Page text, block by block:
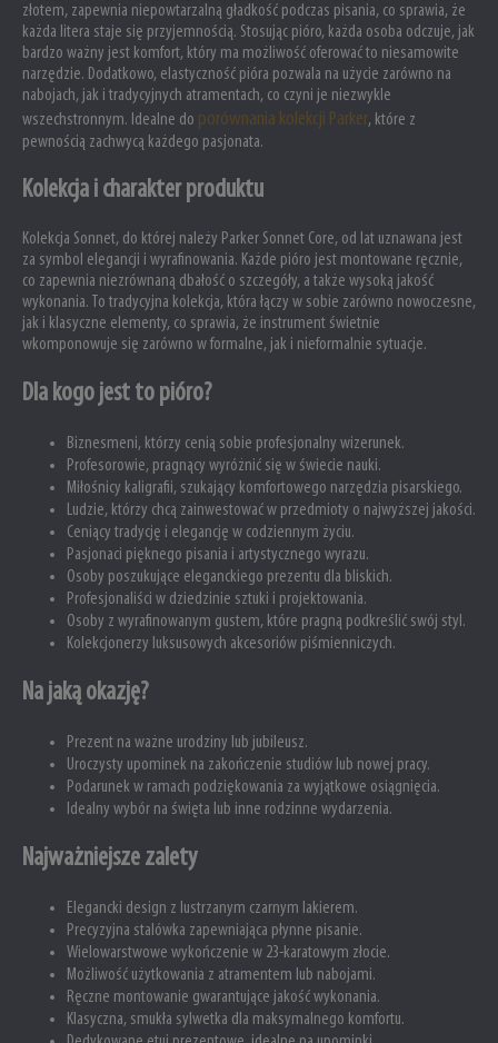
złotem, zapewnia niepowtarzalną gładkość podczas pisania, co sprawia, że
każda litera staje się przyjemnością. Stosując pióro, każda osoba odczuje, jak
bardzo ważny jest komfort, który ma możliwość oferować to niesamowite
narzędzie. Dodatkowo, elastyczność pióra pozwala na użycie zarówno na
nabojach, jak i tradycyjnych atramentach, co czyni je niezwykle
wszechstronnym. Idealne do porównania kolekcji Parker, które z
pewnością zachwycą każdego pasjonata.
Kolekcja i charakter produktu
Kolekcja Sonnet, do której należy Parker Sonnet Core, od lat uznawana jest
za symbol elegancji i wyrafinowania. Każde pióro jest montowane ręcznie,
co zapewnia niezrównaną dbałość o szczegóły, a także wysoką jakość
wykonania. To tradycyjna kolekcja, która łączy w sobie zarówno nowoczesne,
jak i klasyczne elementy, co sprawia, że instrument świetnie
wkomponowuje się zarówno w formalne, jak i nieformalnie sytuacje.
Dla kogo jest to pióro?
Biznesmeni, którzy cenią sobie profesjonalny wizerunek.
Profesorowie, pragnący wyróżnić się w świecie nauki.
Miłośnicy kaligrafii, szukający komfortowego narzędzia pisarskiego.
Ludzie, którzy chcą zainwestować w przedmioty o najwyższej jakości.
Ceniący tradycję i elegancję w codziennym życiu.
Pasjonaci pięknego pisania i artystycznego wyrazu.
Osoby poszukujące eleganckiego prezentu dla bliskich.
Profesjonaliści w dziedzinie sztuki i projektowania.
Osoby z wyrafinowanym gustem, które pragną podkreślić swój styl.
Kolekcjonerzy luksusowych akcesoriów piśmienniczych.
Na jaką okazję?
Prezent na ważne urodziny lub jubileusz.
Uroczysty upominek na zakończenie studiów lub nowej pracy.
Podarunek w ramach podziękowania za wyjątkowe osiągnięcia.
Idealny wybór na święta lub inne rodzinne wydarzenia.
Najważniejsze zalety
Elegancki design z lustrzanym czarnym lakierem.
Precyzyjna stalówka zapewniająca płynne pisanie.
Wielowarstwowe wykończenie w 23-karatowym złocie.
Możliwość użytkowania z atramentem lub nabojami.
Ręczne montowanie gwarantujące jakość wykonania.
Klasyczna, smukła sylwetka dla maksymalnego komfortu.